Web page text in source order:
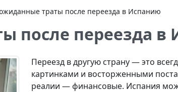
траты после переезда в Испанию
после переезда в
Переезд в другую страну — это
картинками и восторженными
реалии — финансовые. Испания